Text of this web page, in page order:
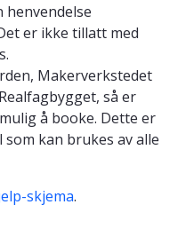
henvendelse
er ikke tillatt med
Makerverkstedet
så er
å booke. Dette er
kan brukes av alle
skjema.